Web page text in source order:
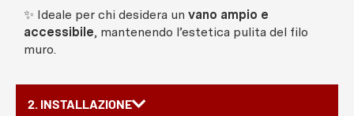
2. INSTALLAZIONE
✨ Ideale per chi desidera un vano ampio e
accessibile, mantenendo l’estetica pulita del filo
muro.